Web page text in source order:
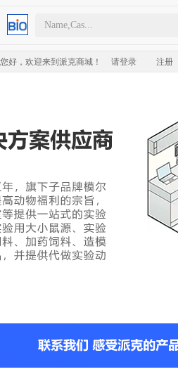
您好，欢迎来到派克商城！ 请登录 注册